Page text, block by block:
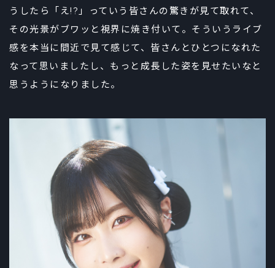
うしたら「え!?」っていう皆さんの驚きが見て取れて、
その光景がブワッと視界に焼き付いて。そういうライブ
感を本当に間近で見て感じて、皆さんとひとつになれた
なって思いましたし、もっと成長した姿を見せたいなと
思うようになりました。